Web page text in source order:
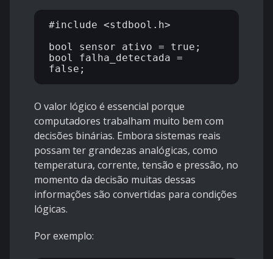
#include <stdbool.h>
bool sensor_ativo = true;
bool falha_detectada =
O valor lógico é essencial porque
computadores trabalham muito bem com
decisões binárias. Embora sistemas reais
possam ter grandezas analógicas, como
temperatura, corrente, tensão e pressão, no
momento da decisão muitas dessas
informações são convertidas para condições
lógicas.
Por exemplo: